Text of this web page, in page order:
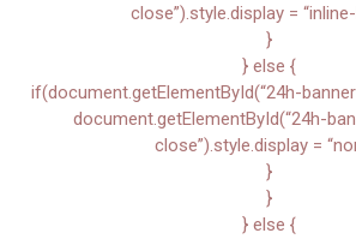
close”).style.display =
}
} else {
if(document.getElementById(“24h-
document.getElementById(“24h-
close”).style.display =
}
}
} else {